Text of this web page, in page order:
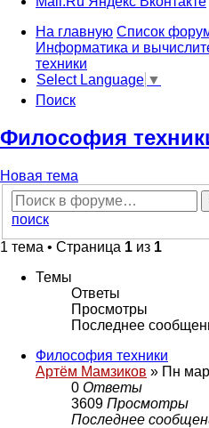
На главную Список
Информатика и
техники
Select Language ▼
Поиск
Философия
Новая тема
поиск
1 тема • Страница 1 из 1
Темы
Ответы
Просмотры
Последнее
Философия техники
Артём Мамзиков » Пн
0 Ответы
3609 Просмотры
Последнее